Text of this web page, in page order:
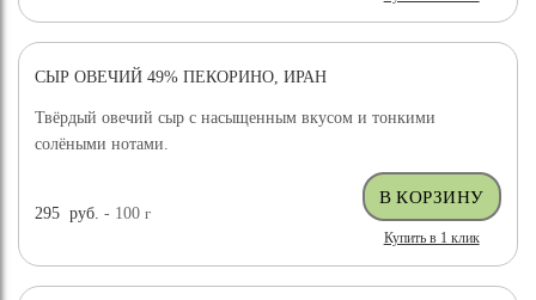
ХИТ ПРОДАЖ
СЫР ОВЕЧИЙ 49% ПЕКОРИНО, ИРАН
Твёрдый овечий сыр с насыщенным вкусом и тонкими
солёными нотами.
295 руб. - 100г
Купить в 1 клик